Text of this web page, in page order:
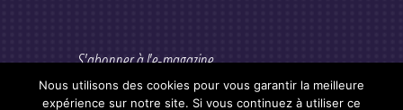
S'abonner à l'e-magazine
Nous utilisons des cookies pour vous garantir la meilleure
expérience sur notre site. Si vous continuez à utiliser ce